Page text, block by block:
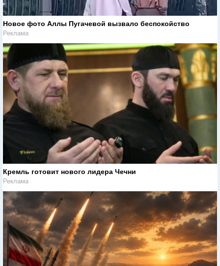
Новое фото Аллы Пугачевой вызвало беспокойство
Реклама
Кремль готовит нового лидера Чечни
Реклама